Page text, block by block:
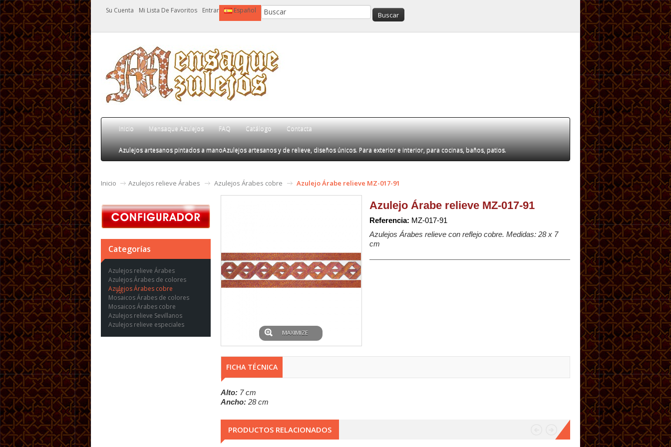
Su Cuenta Mi Lista De Favoritos Entrar Español
Inicio Mensaque Azulejos FAQ Catálogo Contacta
Azulejos artesanos pintados a manoAzulejos artesanos y de relieve, diseños únicos. Para exterior e interior, para cocinas, baños, patios.
Inicio Azulejos relieve Árabes Azulejos Árabes cobre Azulejo Árabe relieve MZ-017-91
Categorías
Azulejos relieve Árabes
Azulejos Árabes de colores
Azulejos Árabes cobre
Mosaicos Árabes de colores
Mosaicos Árabes cobre
Azulejos relieve Sevillanos
Azulejos relieve especiales
MAXIMIZE
Azulejo Árabe relieve MZ-017-91
Referencia: MZ-017-91
Azulejos Árabes relieve con reflejo cobre. Medidas: 28 x 7
cm
FICHA TÉCNICA
Alto: 7 cm
Ancho: 28 cm
PRODUCTOS RELACIONADOS